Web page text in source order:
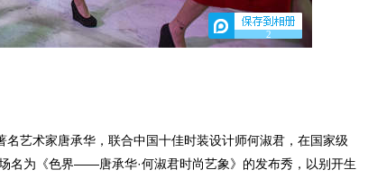
2
艺术家唐承华，联合中国十佳时装设计师何淑君，在国家级
名为《色界——唐承华·何淑君时尚艺象》的发布秀，以别开生